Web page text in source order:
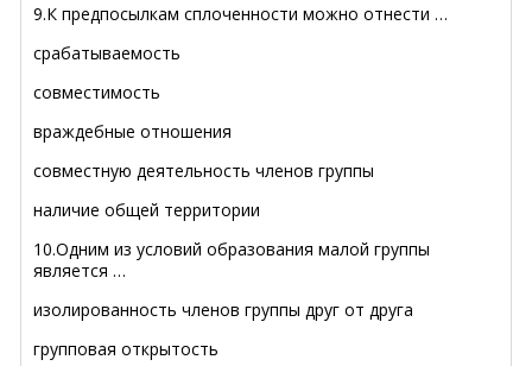
9.К предпосылкам сплоченности можно отнести …
срабатываемость
совместимость
враждебные отношения
совместную деятельность членов группы
наличие общей территории
10.Одним из условий образования малой группы
является …
изолированность членов группы друг от друга
групповая открытость